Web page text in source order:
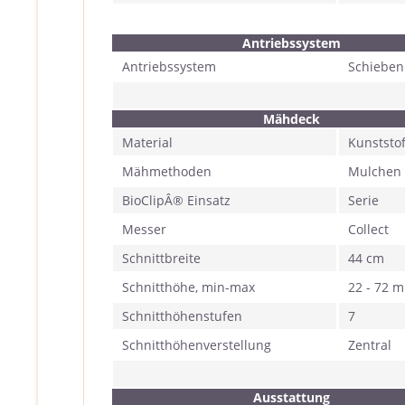
Antriebssystem
Antriebssystem
Schieben
Mähdeck
Material
Mähmethoden
Mulchen
BioClipÂ® Einsatz
Serie
Messer
Collect
Schnittbreite
44 cm
Schnitthöhe, min-max
22 - 72
Schnitthöhenstufen
7
Schnitthöhenverstellung
Zentral
Ausstattung